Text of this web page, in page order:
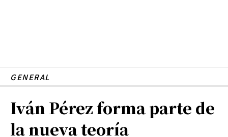
GENERAL
Iván Pérez forma parte de
la nueva teoría